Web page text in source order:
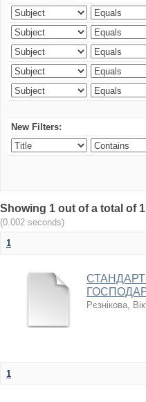
New Filters:
Showing 1 out of a total of
(0.002 seconds)
1
СТАНДАРТ
Рєзнікова,
1